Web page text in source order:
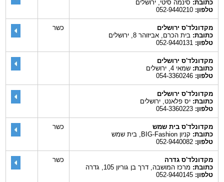
כתובת:סינמה סיטי, ירושלים
טלפון:052-9440210
מקדונלד'ס ירושלים
כתובת:בית הכרם, אביזוהר 8, ירושלים
טלפון:052-9440131
כשר
מקדונלד'ס ירושלים
כתובת:שמאי 4, ירושלים
טלפון:054-3360246
מקדונלד'ס ירושלים
כתובת:יס פלאנט, ירושלים
טלפון:054-3360223
מקדונלד'ס בית שמש
כתובת:קניון BIG-Fashion, בית שמש
טלפון:052-9440082
כשר
מקדונלד'ס גדרה
כתובת:מרכז המושבה, דרך בן גוריון 105, גדרה
טלפון:052-9440145
כשר